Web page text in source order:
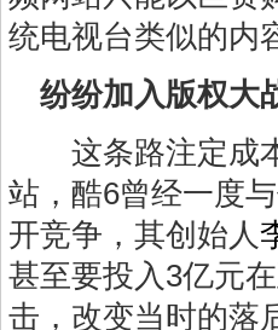
统电视台类似的内
纷纷加入版权大
这条路注定成本
站，酷6曾经一度
开竞争，其创始人
甚至要投入3亿元
击，改变当时的落